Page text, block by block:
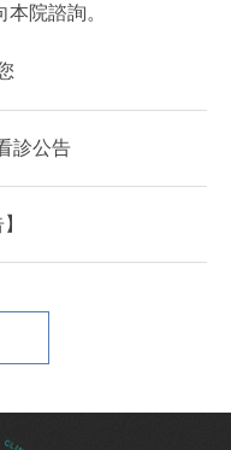
院諮詢。
診公告